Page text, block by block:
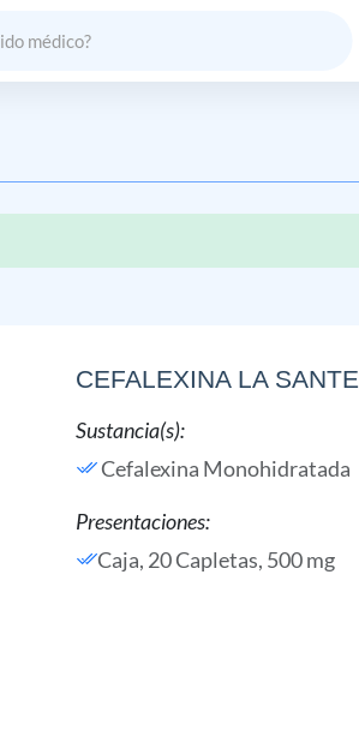
CEFALEXINA LA SANTE
Sustancia(s):
Cefalexina Monohidratada
Presentaciones:
Caja, 20 Capletas, 500 mg